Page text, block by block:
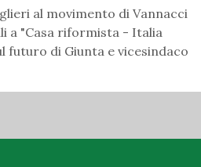
al movimento di Vannacci
a "Casa riformista - Italia
futuro di Giunta e vicesindaco